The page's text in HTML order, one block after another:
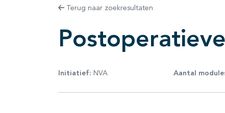
Terug naar zoekresultaten
Initiatief: NVA Aantal